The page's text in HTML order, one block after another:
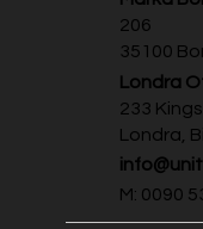
206
35100
Londra
233
Londra,
M: 0090